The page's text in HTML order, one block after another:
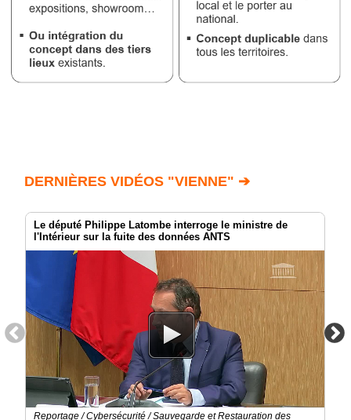
DERNIÈRES VIDÉOS "VIENNE" ➔
Le député Philippe Latombe interroge le ministre de
l'Intérieur sur la fuite des données ANTS
Reportage / Cybersécurité / Sauvegarde et Restauration des